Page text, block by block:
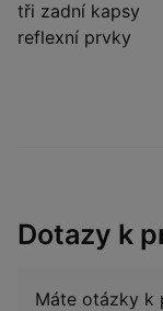
tři zadní kapsy
reflexní prvky
Dotazy k
Máte otázky k